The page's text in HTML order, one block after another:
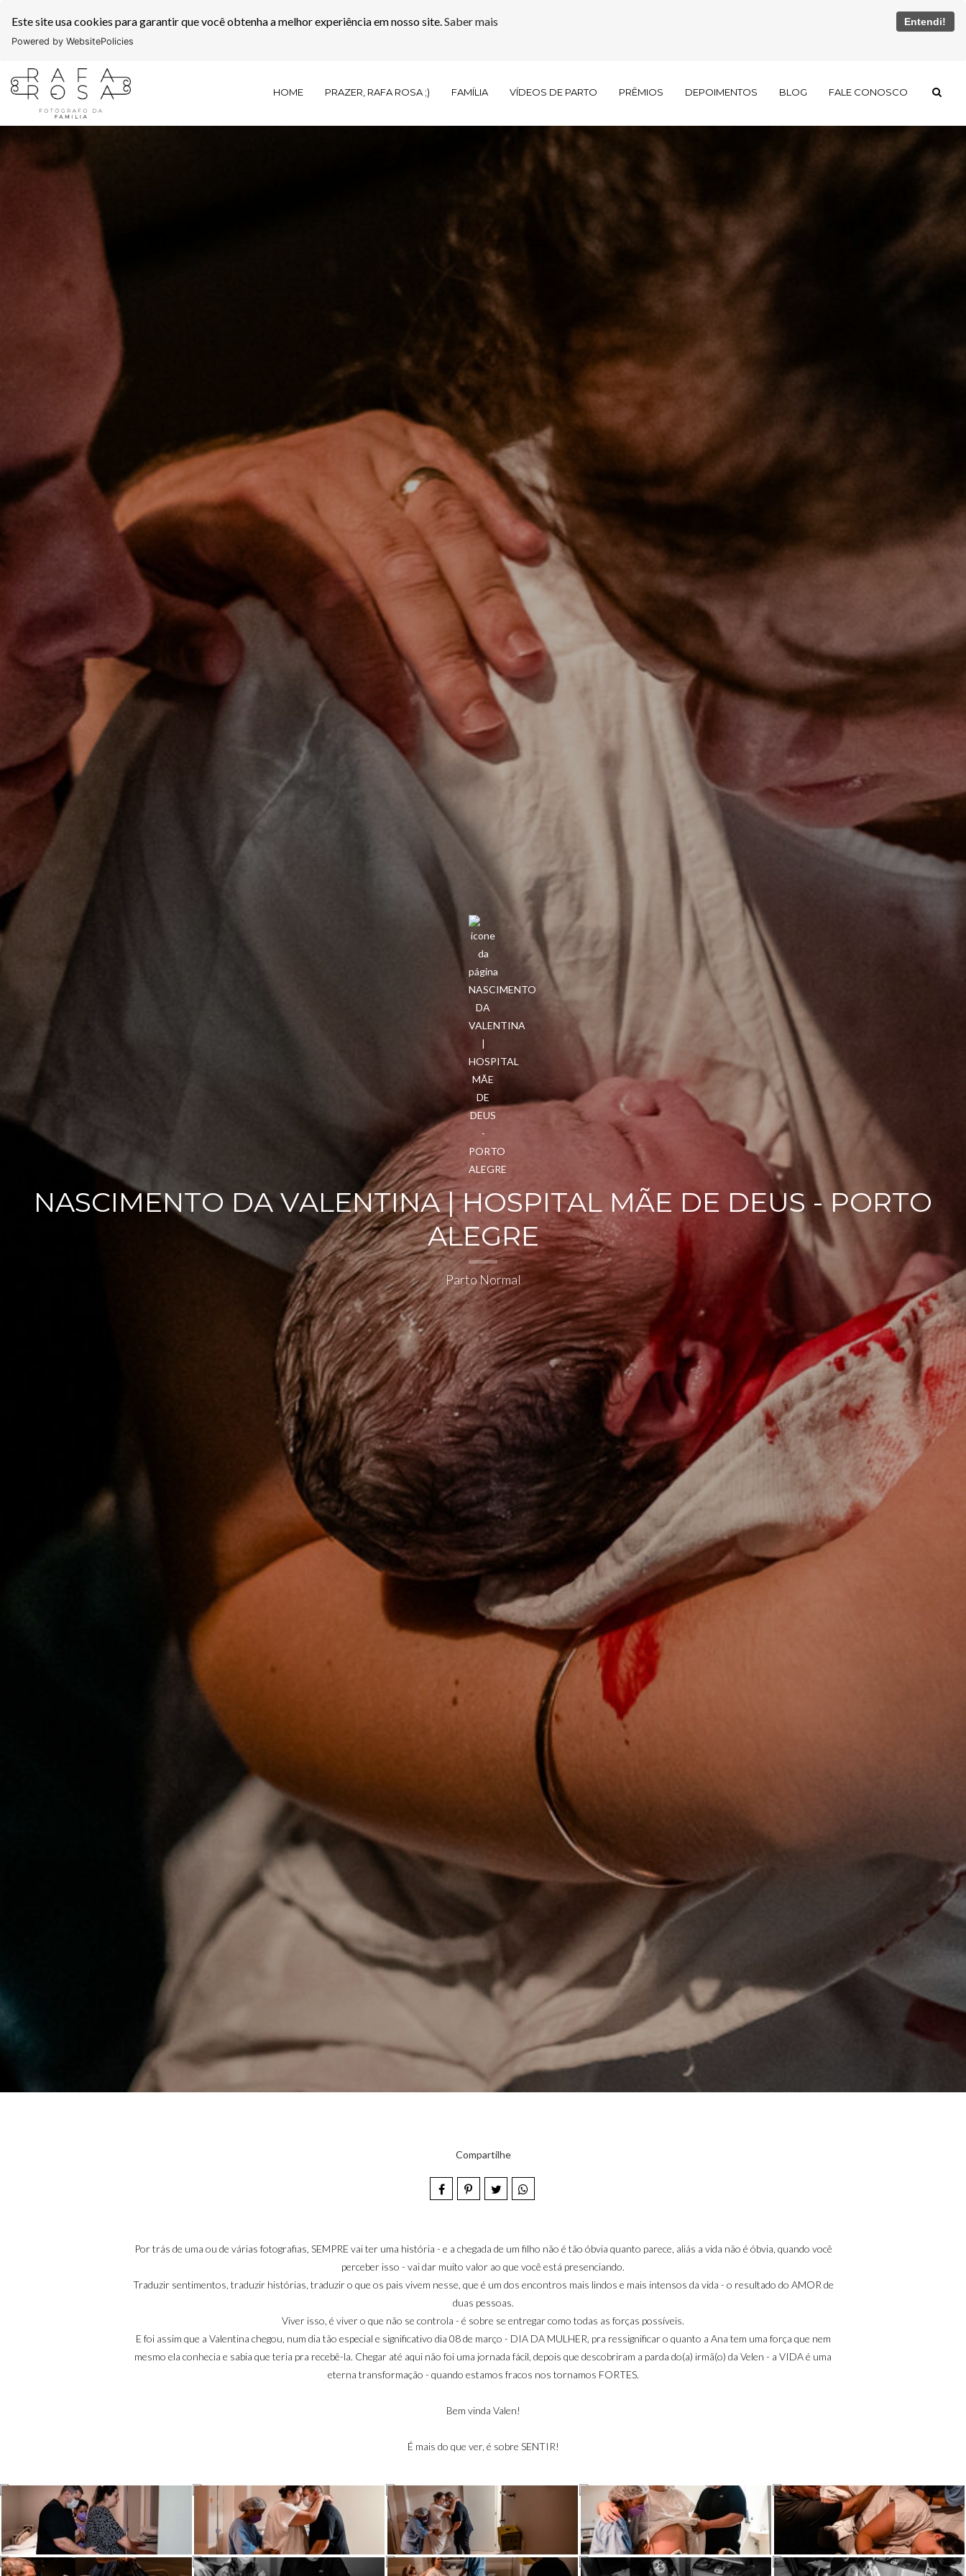
Este site usa cookies para garantir que você obtenha a melhor experiência em nosso site. Saber mais Entendi!
Powered by WebsitePolicies
HOME PRAZER, RAFA ROSA ;) FAMÍLIA VÍDEOS DE PARTO PRÊMIOS DEPOIMENTOS BLOG FALE CONOSCO
NASCIMENTO DA VALENTINA | HOSPITAL MÃE DE DEUS - PORTO
ALEGRE
Parto Normal
Compartilhe
Por trás de uma ou de várias fotografias, SEMPRE vai ter uma história - e a chegada de um filho não é tão óbvia quanto parece, aliás a vida não é óbvia, quando você
perceber isso - vai dar muito valor ao que você está presenciando.
Traduzir sentimentos, traduzir histórias, traduzir o que os pais vivem nesse, que é um dos encontros mais lindos e mais intensos da vida - o resultado do AMOR de
duas pessoas.
Viver isso, é viver o que não se controla - é sobre se entregar como todas as forças possíveis.
E foi assim que a Valentina chegou, num dia tão especial e significativo dia 08 de março - DIA DA MULHER, pra ressignificar o quanto a Ana tem uma força que nem
mesmo ela conhecia e sabia que teria pra recebê-la. Chegar até aqui não foi uma jornada fácil, depois que descobriram a parda do(a) irmã(o) da Velen - a VIDA é uma
eterna transformação - quando estamos fracos nos tornamos FORTES.
Bem vinda Valen!
É mais do que ver, é sobre SENTIR!